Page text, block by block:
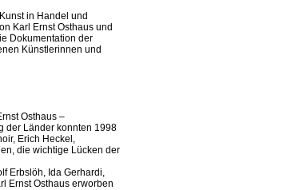
in Handel und
Karl Ernst Osthaus und
Dokumentation der
Künstlerinnen und
Osthaus –
der Länder konnten 1998
Erich Heckel,
die wichtige Lücken der
Erbslöh, Ida Gerhardi,
Ernst Osthaus erworben